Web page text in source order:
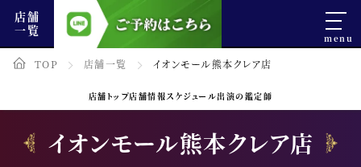
店舗
一覧
TOP 店舗一覧 イオンモール熊本クレア店
店舗トップ店舗情報スケジュール出演の鑑定師
イオンモール熊本クレア店